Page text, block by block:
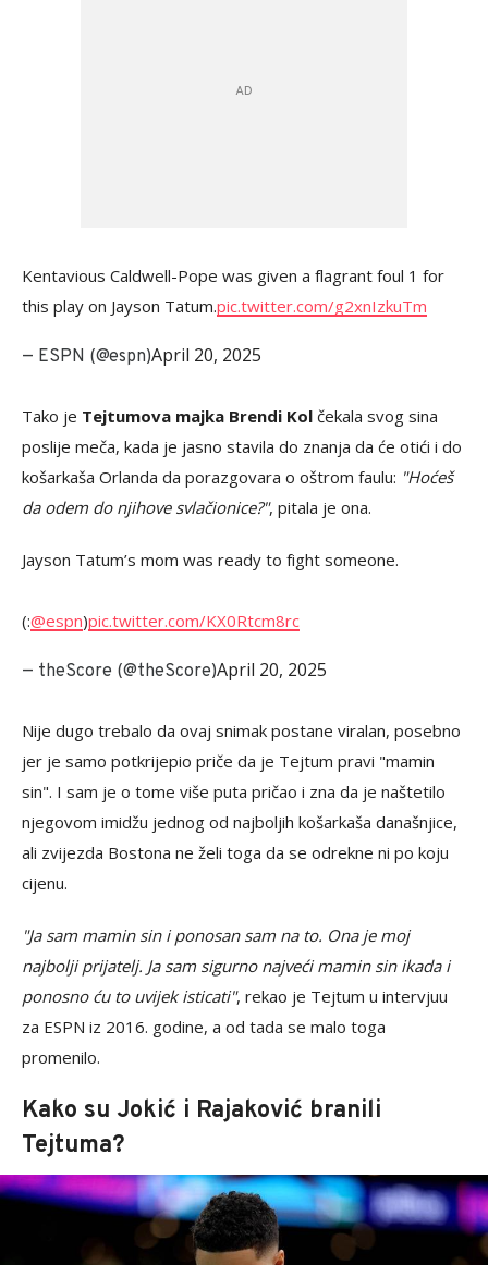
Kentavious Caldwell-Pope was given a flagrant foul 1 for
this play on Jayson Tatum.pic.twitter.com/g2xnIzkuTm
— ESPN (@espn)April 20, 2025
Tako je Tejtumova majka Brendi Kol čekala svog sina
poslije meča, kada je jasno stavila do znanja da će otići i do
košarkaša Orlanda da porazgovara o oštrom faulu: "Hoćeš
da odem do njihove svlačionice?", pitala je ona.
Jayson Tatum’s mom was ready to fight someone.
(:@espn)pic.twitter.com/KX0Rtcm8rc
— theScore (@theScore)April 20, 2025
Nije dugo trebalo da ovaj snimak postane viralan, posebno
jer je samo potkrijepio priče da je Tejtum pravi "mamin
sin". I sam je o tome više puta pričao i zna da je naštetilo
njegovom imidžu jednog od najboljih košarkaša današnjice,
ali zvijezda Bostona ne želi toga da se odrekne ni po koju
cijenu.
"Ja sam mamin sin i ponosan sam na to. Ona je moj
najbolji prijatelj. Ja sam sigurno najveći mamin sin ikada i
ponosno ću to uvijek isticati", rekao je Tejtum u intervjuu
za ESPN iz 2016. godine, a od tada se malo toga
promenilo.
Kako su Jokić i Rajaković branili
Tejtuma?